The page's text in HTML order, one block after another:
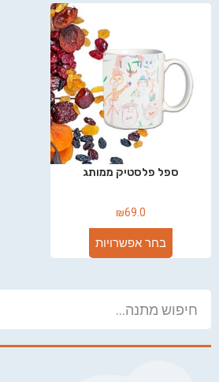
ספל פלסטיק ממותג
₪69.0
בחר אפשרויות